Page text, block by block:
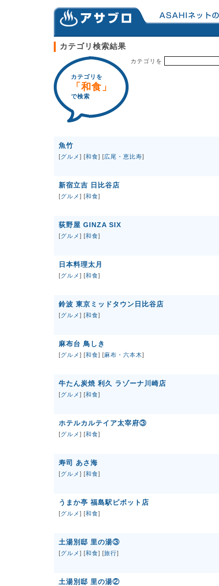
カテゴリ検索結果
カテゴリを
「和食」
で検索
カテゴリを
魚竹
[グルメ ] [和食] [広尾・恵比寿]
新宿立吉 日比谷店
[グルメ ] [和食]
荻野屋 GINZA SIX
[グルメ ] [和食]
日本料理太月
[グルメ ] [和食]
鈴波 東京ミッドタウン日比谷店
[グルメ ] [和食]
麻布台 鳥しき
[グルメ ] [和食] [麻布・六本木]
牛たん炭焼 利久 ラゾーナ川崎店
[グルメ ] [和食]
ホテルカルテイア太宰府③
[グルメ ] [和食]
寿司 あさ海
[グルメ ] [和食]
うまか亭 福島駅ピボット店
[グルメ ] [和食]
土湯別邸 里の湯③
[グルメ ] [和食] [旅行]
土湯別邸 里の湯②